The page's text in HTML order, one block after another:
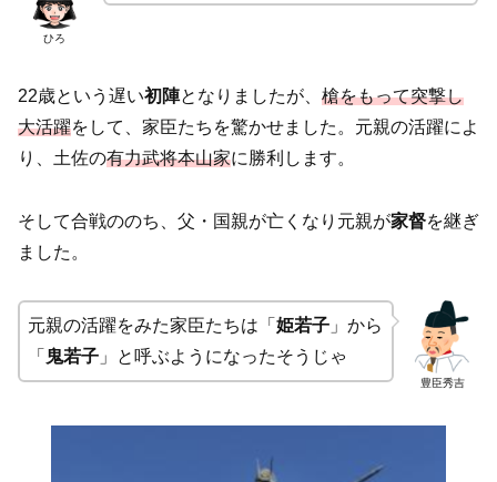
ひろ
22歳という遅い初陣となりましたが、 槍をもって突撃し
大活躍をして、家臣たちを驚かせました。元親の活躍によ
り、土佐の有力武将本山家に勝利します。
そして合戦ののち、父・国親が亡くなり元親が家督を継ぎ
ました。
豊臣秀吉
元親の活躍をみた家臣たちは「 姫若子 」から
「 鬼若子 」と呼ぶようになったそうじゃ